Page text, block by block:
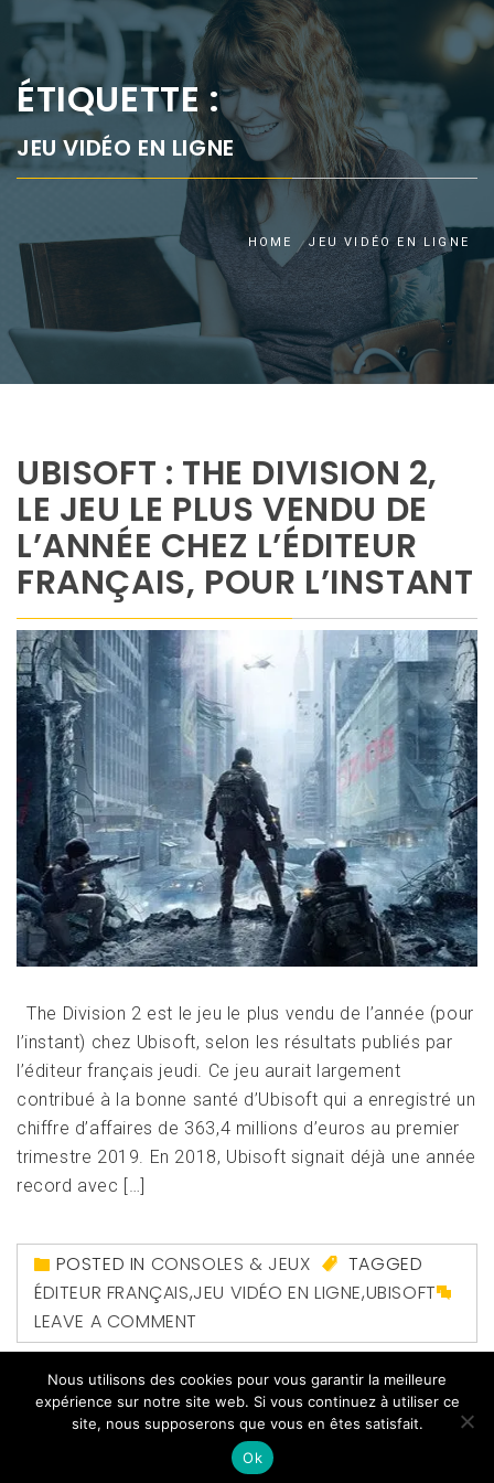
ÉTIQUETTE :
JEU VIDÉO EN LIGNE
HOME JEU VIDÉO EN LIGNE
UBISOFT : THE DIVISION 2,
LE JEU LE PLUS VENDU DE
L’ANNÉE CHEZ L’ÉDITEUR
FRANÇAIS, POUR L’INSTANT
The Division 2 est le jeu le plus vendu de l’année (pour
l’instant) chez Ubisoft, selon les résultats publiés par
l’éditeur français jeudi. Ce jeu aurait largement
contribué à la bonne santé d’Ubisoft qui a enregistré un
chiffre d’affaires de 363,4 millions d’euros au premier
trimestre 2019. En 2018, Ubisoft signait déjà une année
record avec […]
POSTED IN CONSOLES & JEUX
TAGGED
ÉDITEUR FRANÇAIS,JEU VIDÉO EN LIGNE,UBISOFT
LEAVE A COMMENT
Nous utilisons des cookies pour vous garantir la meilleure
expérience sur notre site web. Si vous continuez à utiliser ce
site, nous supposerons que vous en êtes satisfait.
Ok